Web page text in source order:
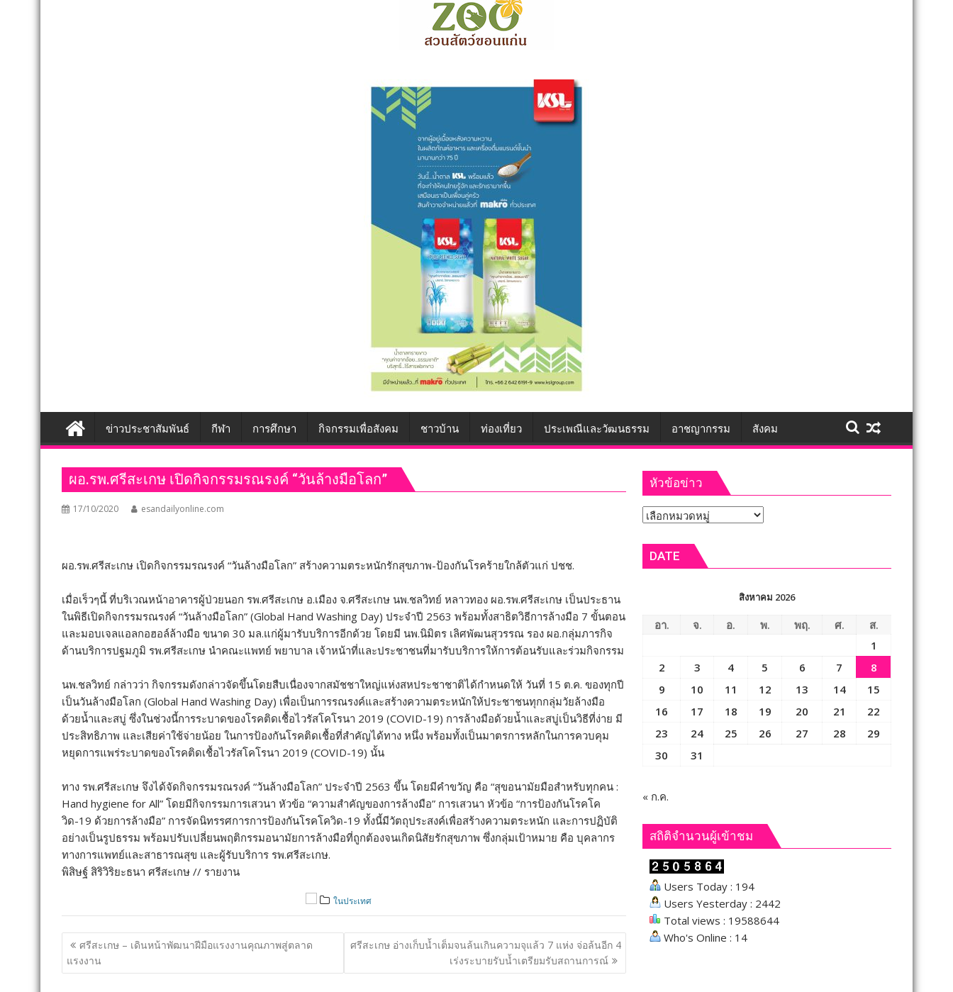
ข่าวประชาสัมพันธ์ กีฬา การศึกษา กิจกรรมเพื่อสังคม ชาวบ้าน ท่องเที่ยว ประเพณีและวัฒนธรรม อาชญากรรม สังคม
ผอ.รพ.ศรีสะเกษ เปิดกิจกรรมรณรงค์ “วันล้างมือโลก”
17/10/2020 esandailyonline.com
ผอ.รพ.ศรีสะเกษ เปิดกิจกรรมรณรงค์ “วันล้างมือโลก” สร้างความตระหนักรักสุขภาพ-ป้องกันโรคร้ายใกล้ตัวแก่ ปชช.
เมื่อเร็วๆนี้ ที่บริเวณหน้าอาคารผู้ป่วยนอก รพ.ศรีสะเกษ อ.เมือง จ.ศรีสะเกษ นพ.ชลวิทย์ หลาวทอง ผอ.รพ.ศรีสะเกษ เป็นประธาน
ในพิธีเปิดกิจกรรมรณรงค์ “วันล้างมือโลก” (Global Hand Washing Day) ประจำปี 2563 พร้อมทั้งสาธิตวิธีการล้างมือ 7 ขั้นตอน
และมอบเจลแอลกอฮอล์ล้างมือ ขนาด 30 มล.แก่ผู้มารับบริการอีกด้วย โดยมี นพ.นิมิตร เลิศพัฒนสุวรรณ รอง ผอ.กลุ่มภารกิจ
ด้านบริการปฐมภูมิ รพ.ศรีสะเกษ นำคณะแพทย์ พยาบาล เจ้าหน้าที่และประชาชนที่มารับบริการให้การต้อนรับและร่วมกิจกรรม
นพ.ชลวิทย์ กล่าวว่า กิจกรรมดังกล่าวจัดขึ้นโดยสืบเนื่องจากสมัชชาใหญ่แห่งสหประชาชาติได้กำหนดให้ วันที่ 15 ต.ค. ของทุกปี
เป็นวันล้างมือโลก (Global Hand Washing Day) เพื่อเป็นการรณรงค์และสร้างความตระหนักให้ประชาชนทุกกลุ่มวัยล้างมือ
ด้วยน้ำและสบู่ ซึ่งในช่วงนี้การระบาดของโรคติดเชื้อไวรัสโคโรนา 2019 (COVID-19) การล้างมือด้วยน้ำและสบู่เป็นวิธีที่ง่าย มี
ประสิทธิภาพ และเสียค่าใช้จ่ายน้อย ในการป้องกันโรคติดเชื้อที่สำคัญได้ทาง หนึ่ง พร้อมทั้งเป็นมาตรการหลักในการควบคุม
หยุดการแพร่ระบาดของโรคติดเชื้อไวรัสโคโรนา 2019 (COVID-19) นั้น
ทาง รพ.ศรีสะเกษ จึงได้จัดกิจกรรมรณรงค์ “วันล้างมือโลก” ประจำปี 2563 ขึ้น โดยมีคำขวัญ คือ “สุขอนามัยมือสำหรับทุกคน :
Hand hygiene for All” โดยมีกิจกรรมการเสวนา หัวข้อ “ความสำคัญของการล้างมือ” การเสวนา หัวข้อ “การป้องกันโรคโค
วิด-19 ด้วยการล้างมือ” การจัดนิทรรศการการป้องกันโรคโควิด-19 ทั้งนี้มีวัตถุประสงค์เพื่อสร้างความตระหนัก และการปฏิบัติ
อย่างเป็นรูปธรรม พร้อมปรับเปลี่ยนพฤติกรรมอนามัยการล้างมือที่ถูกต้องจนเกิดนิสัยรักสุขภาพ ซึ่งกลุ่มเป้าหมาย คือ บุคลากร
ทางการแพทย์และสาธารณสุข และผู้รับบริการ รพ.ศรีสะเกษ.
พิสิษฐ์ สิริวิริยะธนา ศรีสะเกษ // รายงาน
ในประเทศ
แนะแนว
เรื่อง
ศรีสะเกษ – เดินหน้าพัฒนาฝีมือแรงงานคุณภาพสู่ตลาด
แรงงาน
ศรีสะเกษ อ่างเก็บน้ำเต็มจนล้นเกินความจุแล้ว 7 แห่ง จ่อล้นอีก 4
เร่งระบายรับน้ำเตรียมรับสถานการณ์
หัวข้อข่าว
หัวข้อ
DATE
สิงหาคม 2026
อา. จ. อ. พ. พฤ. ศ.
ส.
1
2
3 4 5 6 7
8
9
10 11 12 13 14
15
16
17 18 19 20 21
22
23
24 25 26 27 28
29
30
31
« ก.ค.
สถิติจำนวนผู้เข้าชม
Users Today : 194
Users Yesterday : 2442
Total views : 19588644
Who's Online : 14